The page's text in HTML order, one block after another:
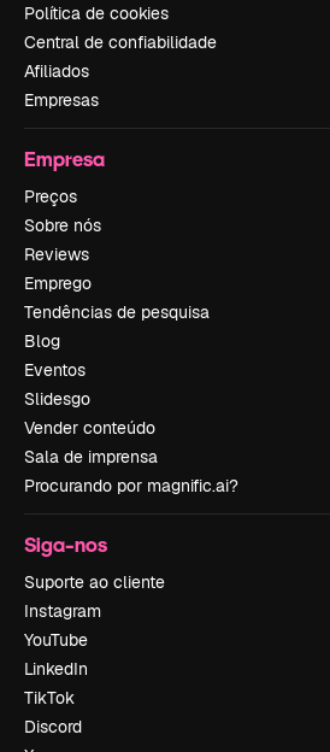
Política de cookies
Central de confiabilidade
Afiliados
Empresas
Empresa
Preços
Sobre nós
Reviews
Emprego
Tendências de pesquisa
Blog
Eventos
Slidesgo
Vender conteúdo
Sala de imprensa
Procurando por magnific.ai?
Siga-nos
Suporte ao cliente
Instagram
YouTube
LinkedIn
TikTok
Discord